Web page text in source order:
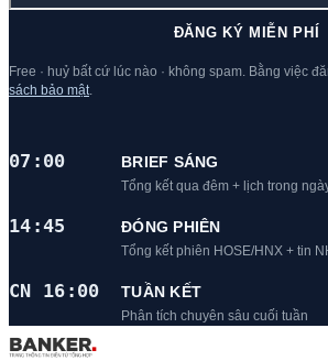
ĐĂNG KÝ MIỄN PHÍ
Free · huỷ bất cứ lúc nào · không spam. Bằng việc
sách bảo mật
07:00 BRIEF SÁNG
Tổng kết qua đêm + lịch trong
14:45 ĐÓNG PHIÊN
Tổng kết phiên HOSE/HNX + tin
CN 16:00 TUẦN KẾT
Phân tích chuyên sâu cuối tuần